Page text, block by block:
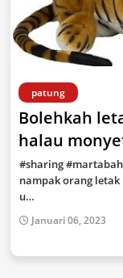
patung
Bolehkah
halau
#sharing
nampak orang
u…
Januari 06, 2023